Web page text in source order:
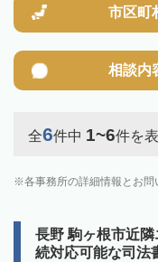
市区町
相談内
全6件中 1~6件を
各事務所の詳細情報とお
長野 駒ヶ根市近
続対応可能な司法